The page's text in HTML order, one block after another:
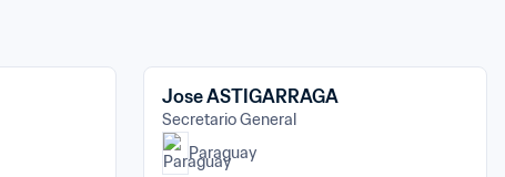
Jose ASTIGARRAGA
Secretario General
Paraguay